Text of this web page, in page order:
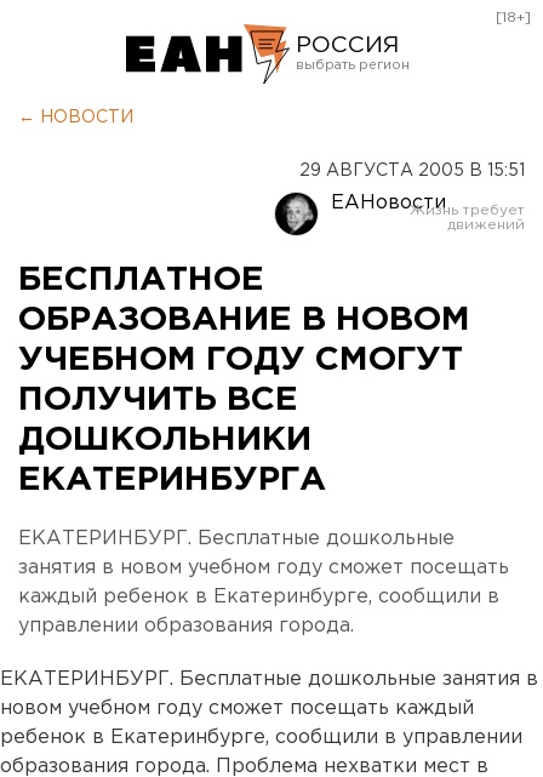
РОССИЯ
Оренбург
[18+]
← НОВОСТИ
29 АВГУСТА 2005 В 15:51
ЕАНовости
БЕСПЛАТНОЕ
ОБРАЗОВАНИЕ В НОВОМ
УЧЕБНОМ ГОДУ СМОГУТ
ПОЛУЧИТЬ ВСЕ
ДОШКОЛЬНИКИ
ЕКАТЕРИНБУРГА
ЕКАТЕРИНБУРГ. Бесплатные дошкольные
занятия в новом учебном году сможет посещать
каждый ребенок в Екатеринбурге, сообщили в
управлении образования города.
ЕКАТЕРИНБУРГ. Бесплатные дошкольные занятия в
новом учебном году сможет посещать каждый
ребенок в Екатеринбурге, сообщили в управлении
образования города. Проблема нехватки мест в